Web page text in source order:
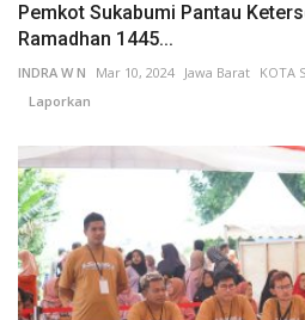
Pemkot Sukabumi Pantau
Ramadhan 1445...
INDRA W N Mar 10, 2024 Jawa Barat KOTA
Laporkan